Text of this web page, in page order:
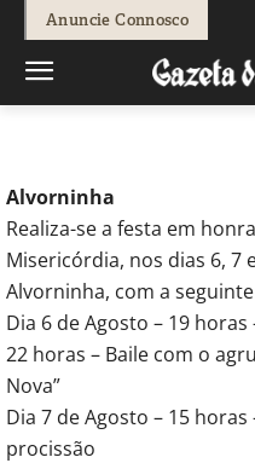
Anuncie Connosco
Redação - 4 de Agosto,
Alvorninha
Realiza-se a festa em
Misericórdia, nos dias 6, 7
Alvorninha, com a
Dia 6 de Agosto – 19 horas
22 horas – Baile com o
Nova”
Dia 7 de Agosto – 15
procissão